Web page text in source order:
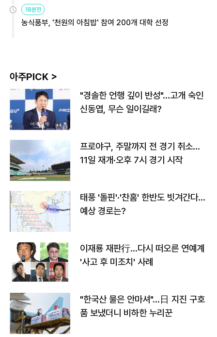
18분전
농식품부, '천원의 아침밥' 참여 200개 대학 선정
아주PICK >
"경솔한 언행 깊이 반성"…고개 숙인
신동엽, 무슨 일이길래?
프로야구, 주말까지 전 경기 취소…
11일 재개·오후 7시 경기 시작
태풍 '돌핀'·'찬홈' 한반도 빗겨간다…
예상 경로는?
이재룡 재판行…다시 떠오른 연예계
'사고 후 미조치' 사례
"한국산 물은 안마셔"…日 지진 구호
품 보냈더니 비하한 누리꾼